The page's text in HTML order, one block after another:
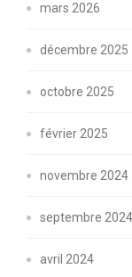
mars 2026
décembre 2025
octobre 2025
février 2025
novembre 2024
septembre 2024
avril 2024